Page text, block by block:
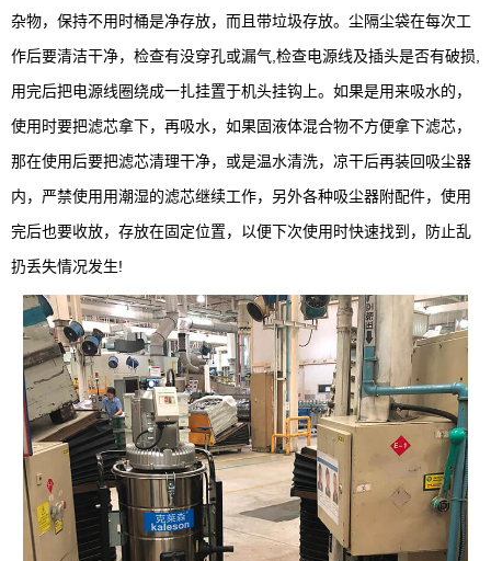
杂物，保持不用时桶是净存放，而且带垃圾存放。尘隔尘袋在每次工
作后要清洁干净，检查有没穿孔或漏气,检查电源线及插头是否有破损,
用完后把电源线圈绕成一扎挂置于机头挂钩上。如果是用来吸水的，
使用时要把滤芯拿下，再吸水，如果固液体混合物不方便拿下滤芯，
那在使用后要把滤芯清理干净，或是温水清洗，凉干后再装回吸尘器
内，严禁使用用潮湿的滤芯继续工作，另外各种吸尘器附配件，使用
完后也要收放，存放在固定位置，以便下次使用时快速找到，防止乱
扔丢失情况发生!